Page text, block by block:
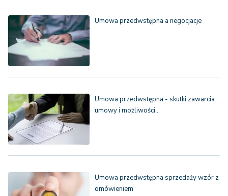
Umowa przedwstępna a negocjacje
Umowa przedwstępna - skutki zawarcia
umowy i możliwości…
Umowa przedwstępna sprzedaży wzór z
omówieniem